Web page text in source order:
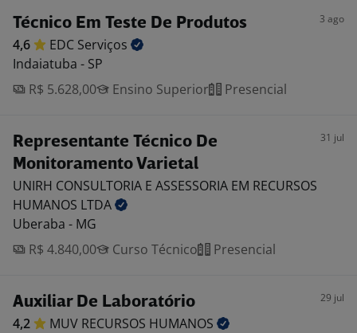
Técnico Em Teste De Produtos 3 ago
4,6 EDC Serviços
Indaiatuba - SP
R$ 5.628,00
Ensino Superior Presencial
Representante Técnico De
Monitoramento Varietal
31 jul
UNIRH CONSULTORIA E ASSESSORIA EM RECURSOS
HUMANOS LTDA
Uberaba - MG
R$ 4.840,00
Curso Técnico Presencial
Auxiliar De Laboratório 29 jul
4,2 MUV RECURSOS HUMANOS